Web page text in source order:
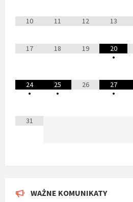
10 11 12 13
17 18 19
20
•
24
•
25
•
26
27
•
31
WAŻNE KOMUNIKATY